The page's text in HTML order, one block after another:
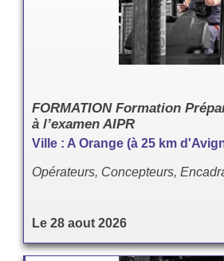
FORMATION Formation
à l’examen AIPR
Ville : A Orange (à 25 km
Opérateurs, Concepteurs,
Le 28 aout 2026